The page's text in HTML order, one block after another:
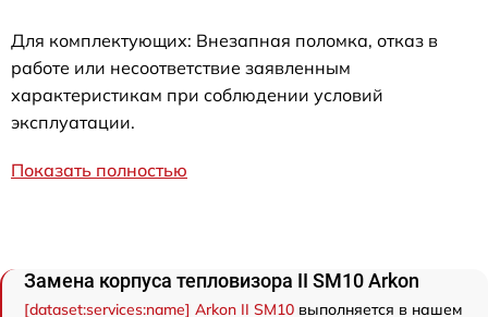
Для комплектующих: Внезапная поломка, отказ в
работе или несоответствие заявленным
характеристикам при соблюдении условий
эксплуатации.
Показать полностью
Замена корпуса тепловизора II SM10 Arkon
[dataset:services:name] Arkon II SM10 выполняется в нашем